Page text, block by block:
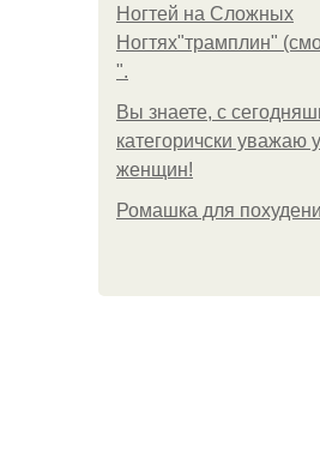
Ногтей на Сложных
Ногтях"трамплин"
".
Вы знаете, с
категоричски уважаю
женщин!
Ромашка для